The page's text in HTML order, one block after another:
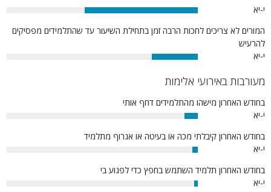
י-יא
59%
המורים לא צריכים לחכות הרבה זמן בתחילת השיעור עד שהתלמידים מפסיקים
להרעיש
י-יא
24%
מעורבות באירועי אלימות
בחודש האחרון מישהו מהתלמידים דחף אותי
י-יא
7%
בחודש האחרון קיבלתי מכה או בעיטה או אגרוף מתלמיד
י-יא
3%
בחודש האחרון תלמיד השתמש בחפץ כדי לפגוע בי
י-יא
2%